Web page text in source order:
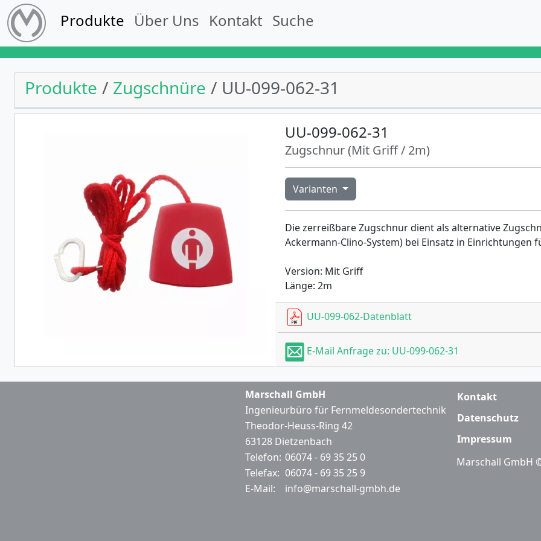
Produkte Über Uns Kontakt Suche
Produkte Zugschnüre UU-099-062-31
UU-099-062-31
Zugschnur (Mit Griff / 2m)
Varianten
Die zerreißbare Zugschnur dient als alternative
Ackermann-Clino-System) bei Einsatz in Einrichtungen
Version: Mit Griff
Länge: 2m
UU-099-062-Datenblatt
E-Mail Anfrage zu: UU-099-062-31
Marschall GmbH
Ingenieurbüro für Fernmeldesondertechnik
Theodor-Heuss-Ring 42
63128 Dietzenbach
Telefon: 06074 - 69 35 25 0
Telefax: 06074 - 69 35 25 9
E-Mail:
info@marschall-gmbh.de
Kontakt
Datenschutz
Impressum
Marschall GmbH